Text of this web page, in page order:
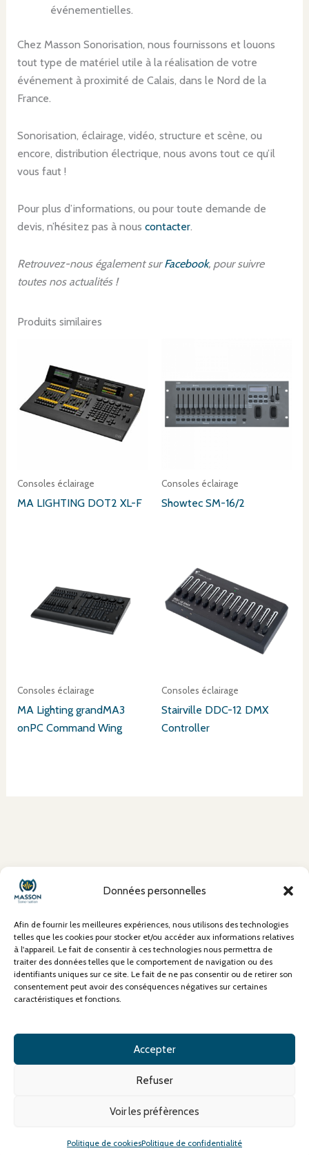
Données personnelles
Afin de fournir les meilleures expériences, nous utilisons des technologies
telles que les cookies pour stocker et/ou accéder aux informations relatives
à l'appareil. Le fait de consentir à ces technologies nous permettra de
traiter des données telles que le comportement de navigation ou des
identifiants uniques sur ce site. Le fait de ne pas consentir ou de retirer son
consentement peut avoir des conséquences négatives sur certaines
caractéristiques et fonctions.
Accepter
Refuser
Voir les préfèrences
Politique de cookiesPolitique de confidentialité
événementielles.
Chez Masson Sonorisation, nous fournissons et louons
tout type de matériel utile à la réalisation de votre
événement à proximité de Calais, dans le Nord de la
France.
Sonorisation, éclairage, vidéo, structure et scène, ou
encore, distribution électrique, nous avons tout ce qu’il
vous faut !
Pour plus d’informations, ou pour toute demande de
devis, n’hésitez pas à nous contacter.
Retrouvez-nous également surFacebook, pour suivre
toutes nos actualités !
Produits similaires
Consoles éclairage
MA LIGHTING DOT2 XL-F
Consoles éclairage
Showtec SM-16/2
Consoles éclairage
MA Lighting grandMA3
onPC Command Wing
Consoles éclairage
Stairville DDC-12 DMX
Controller
Mentions Légales
Politique de confidentialité
Politique de cookies
Contact
Copyright © 2026 Masson Sonorisation - Site web créé par
Com' de Raph